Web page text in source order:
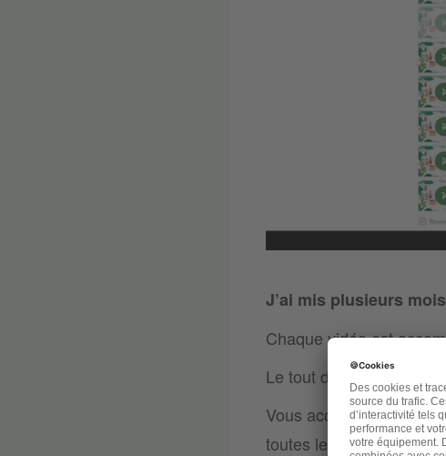
J’ai mis plusieurs
Chaque vidéo est
Le tout découpé par
Vous accès à vie à
toutes les sessions.